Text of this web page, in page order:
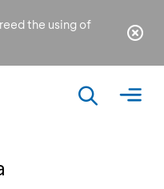
the using of